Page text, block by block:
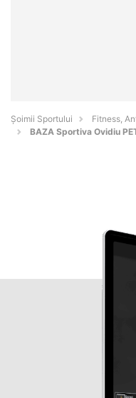
Șoimii Sportului
Fitness,
BAZA Sportiva Ovidiu